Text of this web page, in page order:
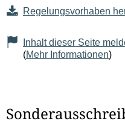
Regelungsvorhaben
Inhalt dieser Seite
(Mehr Informationen)